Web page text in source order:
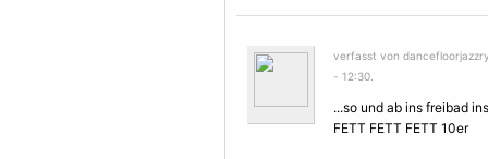
verfasst von
- 12:30.
...so und ab ins freibad
FETT FETT FETT 10er